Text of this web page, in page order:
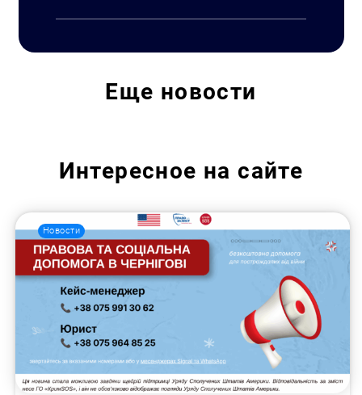
Еще новости
Интересное на сайте
Новости